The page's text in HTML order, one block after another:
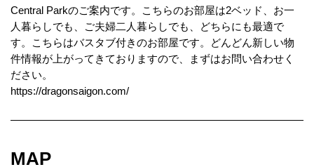
Central Parkのご案内です。こちらのお部屋は2ベッド、お一
人暮らしでも、ご夫婦二人暮らしでも、どちらにも最適で
す。こちらはバスタブ付きのお部屋です。どんどん新しい物
件情報が上がってきておりますので、まずはお問い合わせく
ださい。
https://dragonsaigon.com/
MAP